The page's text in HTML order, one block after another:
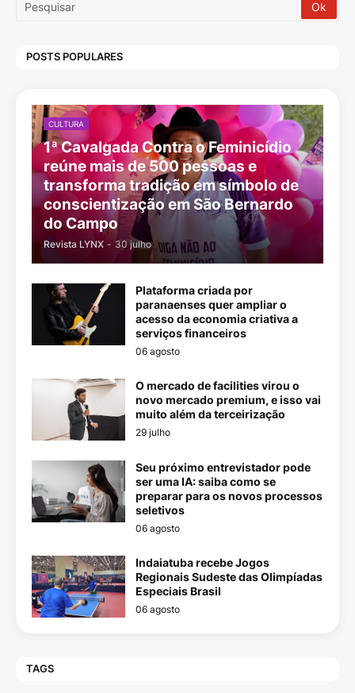
POSTS POPULARES
CULTURA
1ª Cavalgada Contra o Feminicídio
reúne mais de 500 pessoas e
transforma tradição em símbolo de
conscientização em São Bernardo
do Campo
Revista LYNX - 30 julho
Plataforma criada por
paranaenses quer ampliar o
acesso da economia criativa a
serviços financeiros
06 agosto
O mercado de facilities virou o
novo mercado premium, e isso vai
muito além da terceirização
29 julho
Seu próximo entrevistador pode
ser uma IA: saiba como se
preparar para os novos processos
seletivos
06 agosto
Indaiatuba recebe Jogos
Regionais Sudeste das Olimpíadas
Especiais Brasil
06 agosto
TAGS